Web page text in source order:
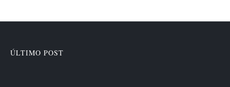
ÚLTIMO POST